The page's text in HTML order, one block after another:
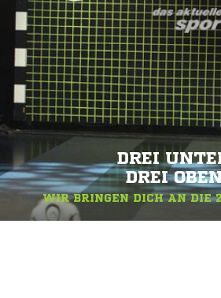
DREI
DREI
WIR BRINGEN DICH AN DIE